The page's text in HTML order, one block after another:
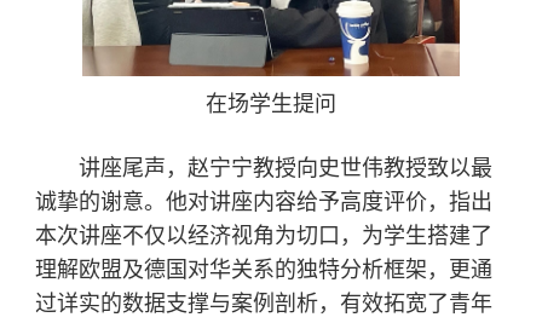
在场学生提问
讲座尾声，赵宁宁教授向史世伟教授致以最
诚挚的谢意。他对讲座内容给予高度评价，指出
本次讲座不仅以经济视角为切口，为学生搭建了
理解欧盟及德国对华关系的独特分析框架，更通
过详实的数据支撑与案例剖析，有效拓宽了青年